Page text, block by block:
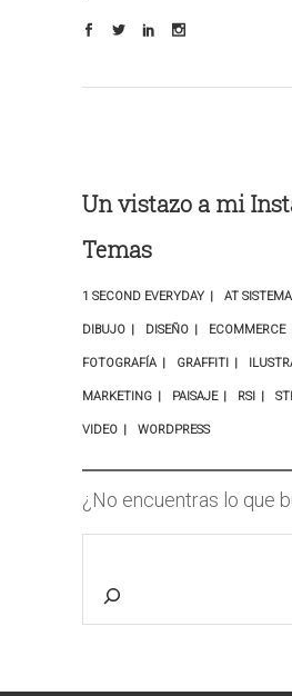
Un vistazo a mi
Temas
1 SECOND EVERYDAY AT
DIBUJO DISEÑO ECOMMERCE
FOTOGRAFÍA GRAFFITI
MARKETING PAISAJE RSI
VIDEO WORDPRESS
¿No encuentras lo que